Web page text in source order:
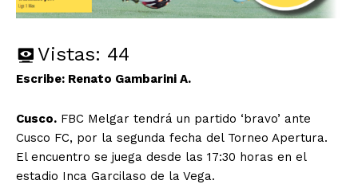
Vistas: 44
Escribe: Renato Gambarini A.
Cusco. FBC Melgar tendrá un partido ‘bravo’ ante
Cusco FC, por la segunda fecha del Torneo Apertura.
El encuentro se juega desde las 17:30 horas en el
estadio Inca Garcilaso de la Vega.